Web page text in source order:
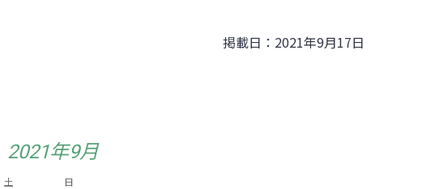
掲載日：2021年9月17日
2021年9月
土 日